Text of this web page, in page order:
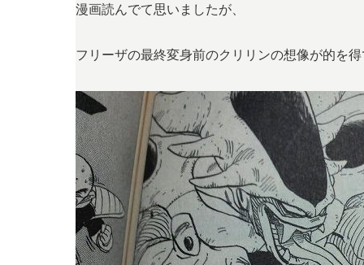
漫画読んでて思いましたが、
フリーザの最終変身前のクリリンの想像が的を